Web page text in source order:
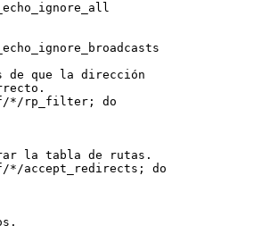
de que la dirección
*/rp_filter; do
la tabla de rutas.
accept_redirects; do